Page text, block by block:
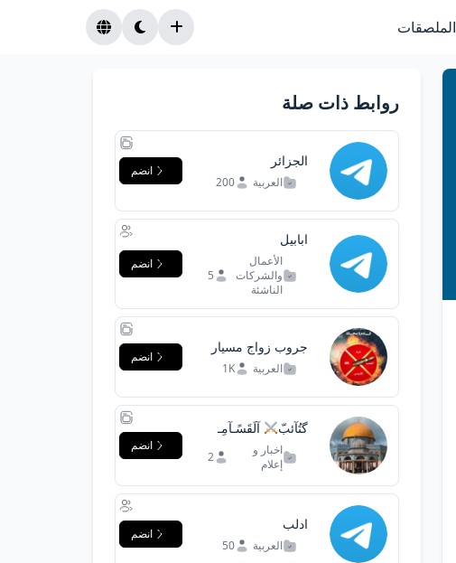
الملصقات
روابط ذات صلة
الجزائر
العربية 200
انضم
ابابيل
الأعمال
والشركات
الناشئة
5
انضم
جروب زواج مسيار
اليمنالعربية 1K
انضم
گتُآئبّ آلَقَسًـآمِـ
اخبار و
إعلام
2
انضم
ادلب
العربية 50
انضم